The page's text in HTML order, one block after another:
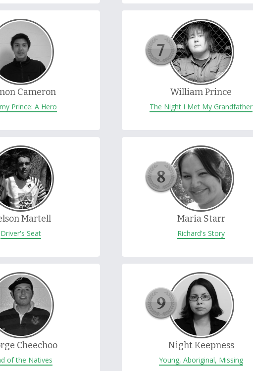
Cameron
Prince: A Hero
Martell
Driver's Seat
Cheechoo
of the Natives
William Prince
The Night I Met My Grandfather
Maria Starr
Richard's Story
Night Keepness
Young, Aboriginal, Missing